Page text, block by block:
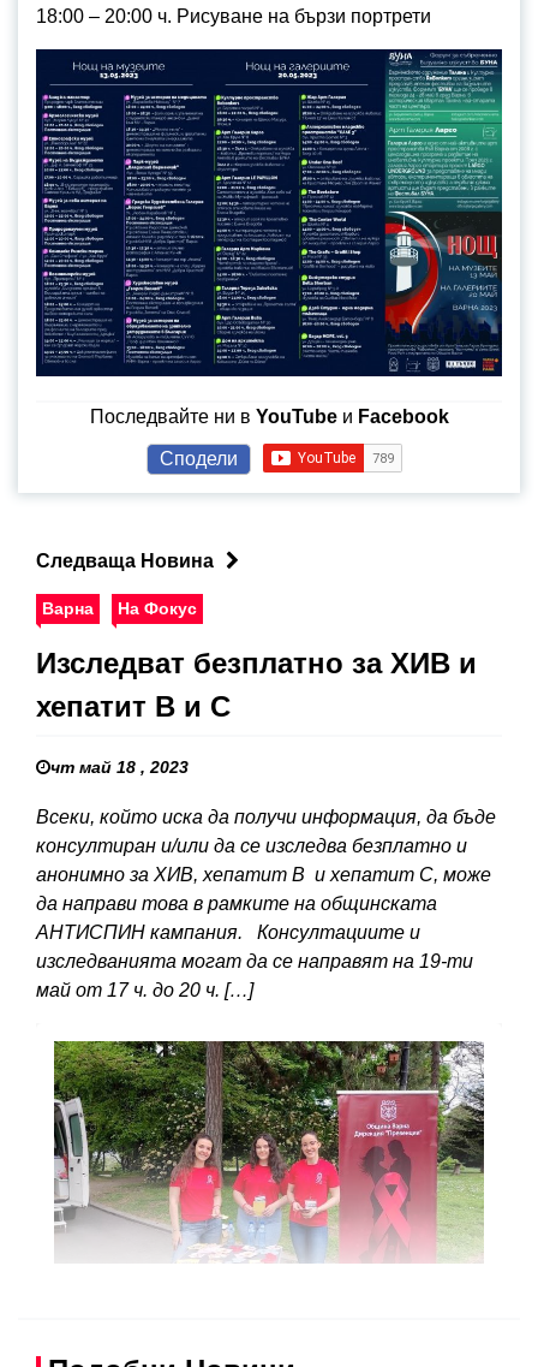
18:00 – 20:00 ч. Рисуване на бързи портрети
Последвайте ни в YouTubeи Facebook
Сподели
Следваща Новина
Варна На Фокус
Изследват безплатно за ХИВ и
хепатит В и С
чт май 18 , 2023
Всеки, който иска да получи информация, да бъде
консултиран и/или да се изследва безплатно и
анонимно за ХИВ, хепатит В и хепатит С, може
да направи това в рамките на общинската
АНТИСПИН кампания. Консултациите и
изследванията могат да се направят на 19-ти
май от 17 ч. до 20 ч. […]